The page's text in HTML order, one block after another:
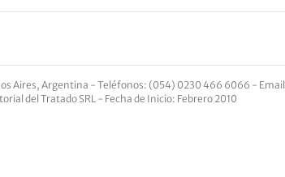
Aires, Argentina - Teléfonos: (054) 0230 466 6066 - Email
del Tratado SRL - Fecha de Inicio: Febrero 2010